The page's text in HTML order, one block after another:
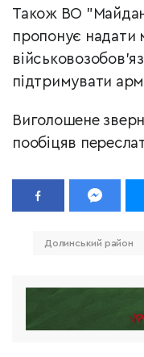
Також ВО
пропонує надати
підтримувати
Виголошене
пообіцяв
Долинський район